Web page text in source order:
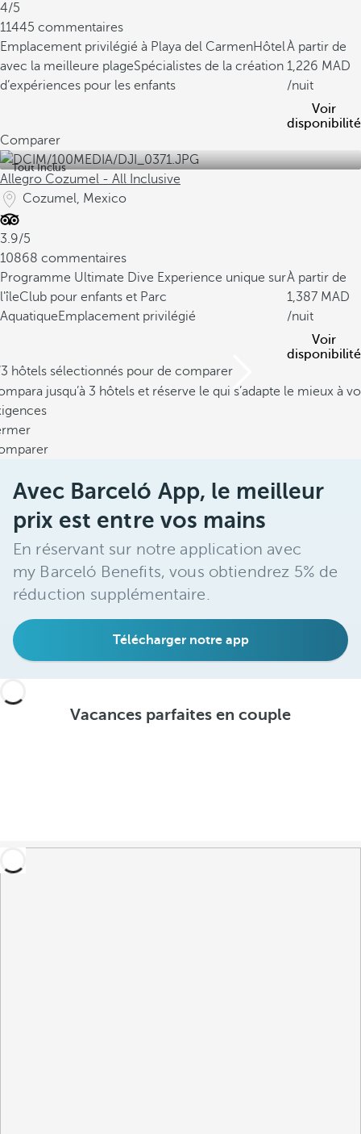
4/5
11445 commentaires
Emplacement privilégié à Playa del CarmenHôtel
avec la meilleure plageSpécialistes de la création
d’expériences pour les enfants
À partir de
1,226
/nuit
Voir
disponibilité
Comparer
Tout Inclus
Allegro Cozumel - All Inclusive
Cozumel, Mexico
3.9/5
10868 commentaires
Programme Ultimate Dive Experience unique sur
l'îleClub pour enfants et Parc
AquatiqueEmplacement privilégié
À partir de
1,387
/nuit
Voir
disponibilité
hôtels sélectionnés pour de comparer
jusqu’à 3 hôtels et réserve le qui s’adapte le mieux à
Avec Barceló App, le meilleur
prix est entre vos mains
En réservant sur notre application avec
my Barceló Benefits, vous obtiendrez 5% de
réduction supplémentaire.
Télécharger notre app
Vacances parfaites en couple